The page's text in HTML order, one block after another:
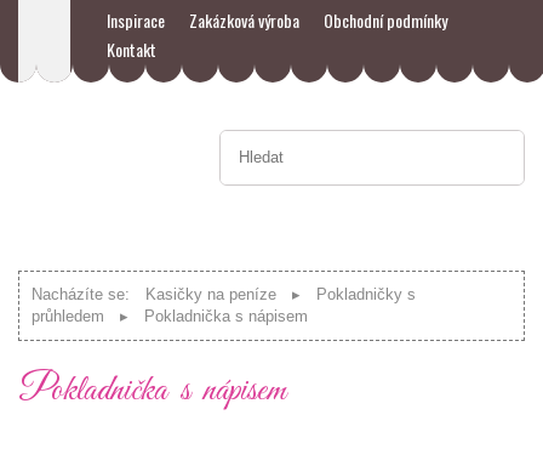
Inspirace Zakázková výroba
Obchodní podmínky
Kontakt
Nacházíte se: Kasičky na peníze
Pokladničky s
průhledem
Pokladnička s nápisem
Pokladnička s nápisem